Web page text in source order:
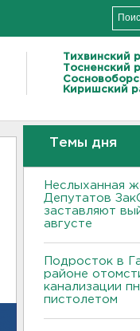
Тихвинский
Тосненский
Киришский
Темы дня
Неслыханная
Депутатов
заставляют
августе
Подросток в
районе
канализации
пистолетом